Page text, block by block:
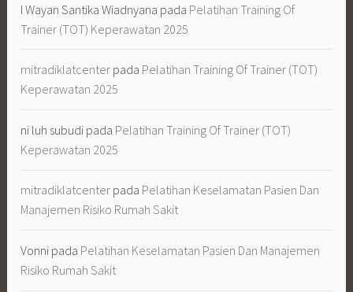
I Wayan Santika Wiadnyana pada Pelatihan Training Of
Trainer (TOT) Keperawatan 2025
mitradiklatcenter pada Pelatihan Training Of Trainer (TOT)
Keperawatan 2025
ni luh subudi pada Pelatihan Training Of Trainer (TOT)
Keperawatan 2025
mitradiklatcenter pada Pelatihan Keselamatan Pasien Dan
Manajemen Risiko Rumah Sakit
Vonni pada Pelatihan Keselamatan Pasien Dan Manajemen
Risiko Rumah Sakit